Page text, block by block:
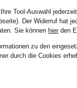
Tool-Auswahl
Der Widerruf hat
Sie können hierden
zu den
durch die Cookies